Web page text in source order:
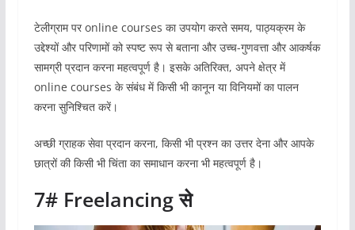
टेलीग्राम पर online courses का उपयोग करते समय, पाठ्यक्रम के
उद्देश्यों और परिणामों को स्पष्ट रूप से बताना और उच्च-गुणवत्ता और आकर्षक
सामग्री प्रदान करना महत्वपूर्ण है। इसके अतिरिक्त, अपने क्षेत्र में
online courses के संबंध में किसी भी कानून या विनियमों का पालन
करना सुनिश्चित करें।
अच्छी ग्राहक सेवा प्रदान करना, किसी भी प्रश्न का उत्तर देना और आपके
छात्रों की किसी भी चिंता का समाधान करना भी महत्वपूर्ण है।
7# Freelancing से